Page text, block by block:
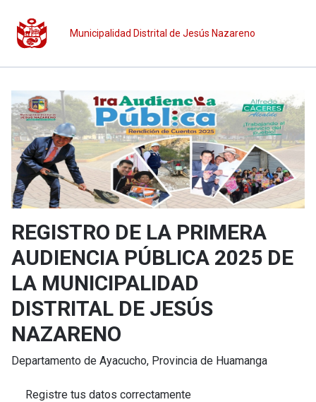
Municipalidad Distrital de Jesús Nazareno
REGISTRO DE LA PRIMERA
AUDIENCIA PÚBLICA 2025 DE
LA MUNICIPALIDAD
DISTRITAL DE JESÚS
NAZARENO
Departamento de Ayacucho, Provincia de Huamanga
Registre tus datos correctamente